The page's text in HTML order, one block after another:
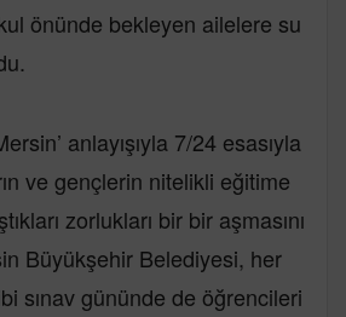
önünde bekleyen ailelere su
anlayışıyla 7/24 esasıyla
ve gençlerin nitelikli eğitime
zorlukları bir bir aşmasını
Büyükşehir Belediyesi, her
sınav gününde de öğrencileri